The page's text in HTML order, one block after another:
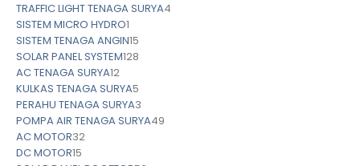
TRAFFIC LIGHT TENAGA SURYA4
SISTEM MICRO HYDRO1
SISTEM TENAGA ANGIN15
SOLAR PANEL SYSTEM128
AC TENAGA SURYA12
KULKAS TENAGA SURYA5
PERAHU TENAGA SURYA3
POMPA AIR TENAGA SURYA49
AC MOTOR32
DC MOTOR15